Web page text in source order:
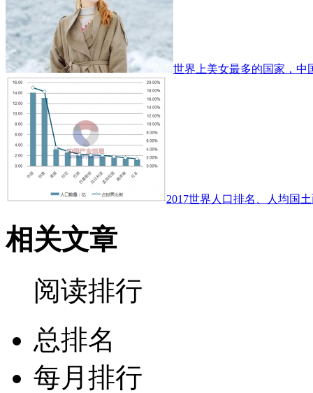
世界上美女最多的国家，中
2017世界人口排名、人均国
相关文章
阅读排行
总排名
每月排行